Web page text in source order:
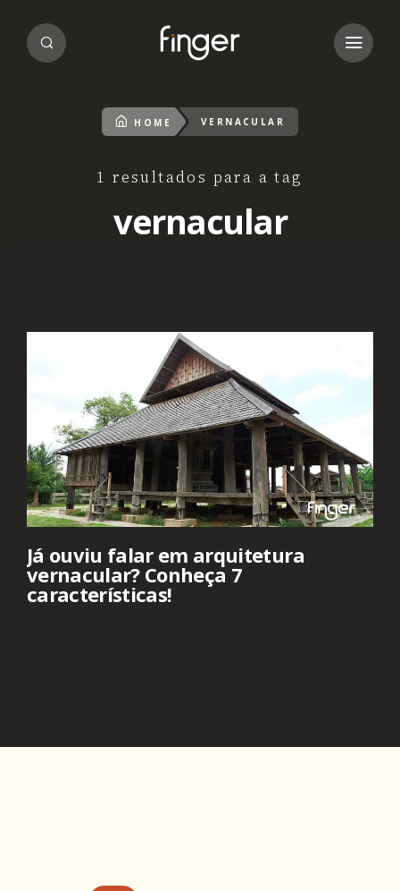
HOME VERNACULAR
1 resultados para a tag
vernacular
Já ouviu falar em arquitetura
vernacular? Conheça 7
características!